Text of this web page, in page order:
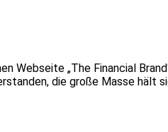
Webseite „The Financial
die große Masse hält